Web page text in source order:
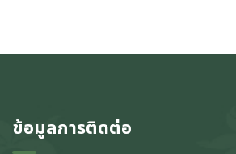
ข้อมูลการติดต่อ